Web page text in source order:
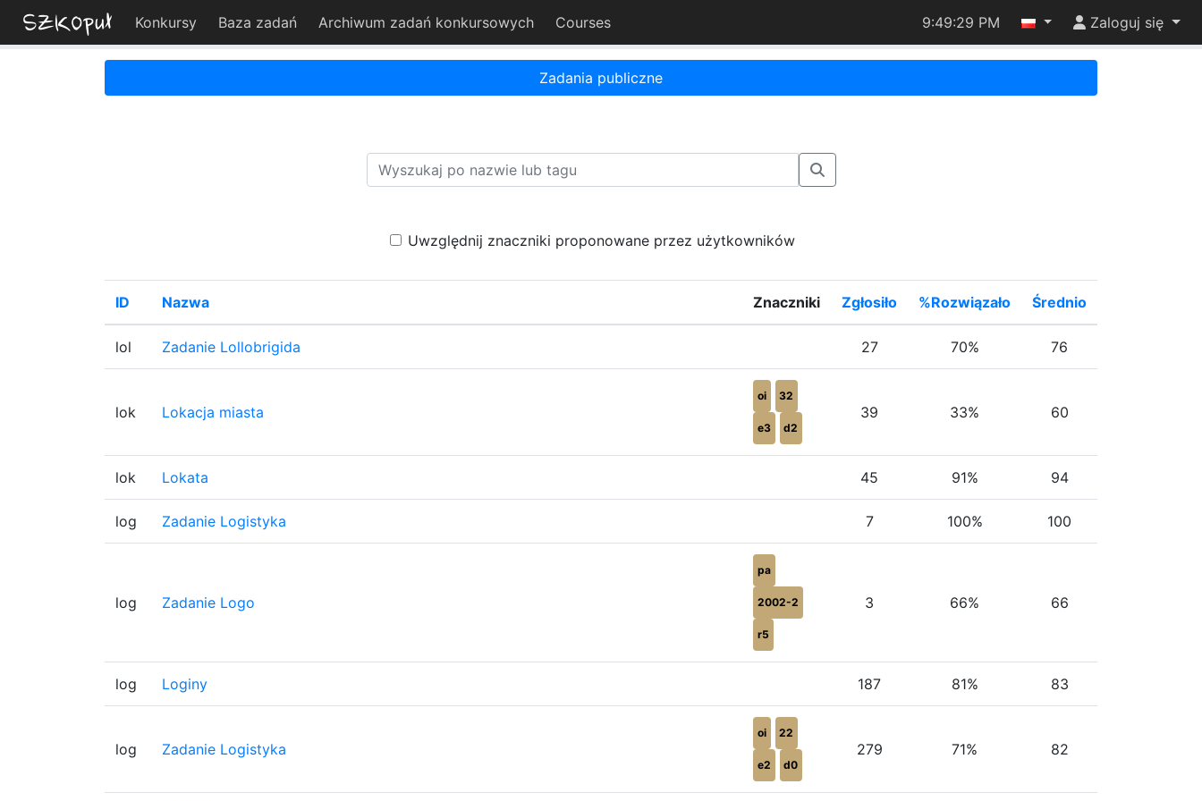
Konkursy Baza zadań Archiwum zadań konkursowych Courses 9:49:29 PM Zaloguj się
Zadania publiczne
Uwzględnij znaczniki proponowane przez użytkowników
ID Nazwa Znaczniki Zgłosiło %Rozwiązało Średnio
lol Zadanie Lollobrigida 27 70% 76
lok Lokacja miasta
oi 32
e3 d2
39 33% 60
lok Lokata 45 91% 94
log Zadanie Logistyka 7 100% 100
log Zadanie Logo
pa
2002-2
r5
3 66% 66
log Loginy 187 81% 83
log Zadanie Logistyka
oi 22
e2 d0
279 71% 82